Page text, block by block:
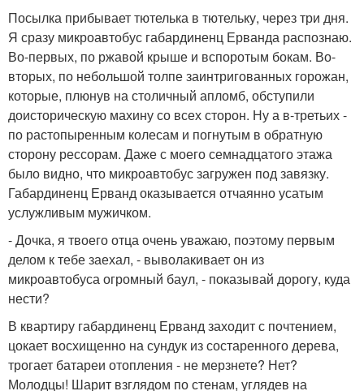
Посылка прибывает тютелька в тютельку, через три дня.
Я сразу микроавтобус габардиненц Ерванда распознаю.
Во-первых, по ржавой крыше и вспоротым бокам. Во-
вторых, по небольшой толпе заинтригованных горожан,
которые, плюнув на столичный апломб, обступили
доисторическую махину со всех сторон. Ну а в-третьих -
по растопыренным колесам и погнутым в обратную
сторону рессорам. Даже с моего семнадцатого этажа
было видно, что микроавтобус загружен под завязку.
Габардиненц Ерванд оказывается отчаянно усатым
услужливым мужичком.
- Дочка, я твоего отца очень уважаю, поэтому первым
делом к тебе заехал, - выволакивает он из
микроавтобуса огромный баул, - показывай дорогу, куда
нести?
В квартиру габардиненц Ерванд заходит с почтением,
цокает восхищенно на сундук из состаренного дерева,
трогает батареи отопления - не мерзнете? Нет?
Молодцы! Шарит взглядом по стенам, углядев на